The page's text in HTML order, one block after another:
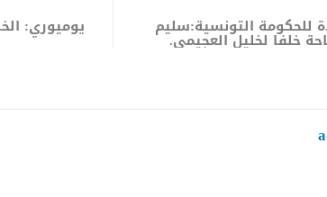
للحكومة التونسية:سليم
خلفا لخليل العجيمي.
يوميوري: